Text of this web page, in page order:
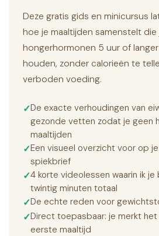
Deze gratis gids en minicursus
hoe je maaltijden samenstelt die
hongerhormonen 5 uur of
houden, zonder calorieën te
verboden voeding.
De exacte verhoudingen van
gezonde vetten zodat je geen
maaltijden
Een visueel overzicht voor op
spiekbrief
4 korte videolessen waarin ik je
twintig minuten totaal
De echte reden voor
Direct toepasbaar: je merkt het
eerste maaltijd